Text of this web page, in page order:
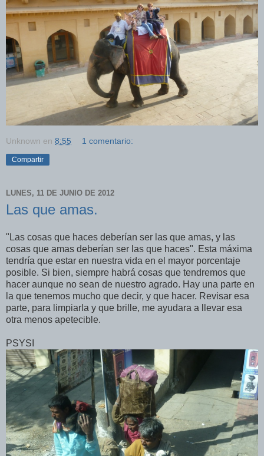
Unknown en 8:55 1 comentario:
Compartir
LUNES, 11 DE JUNIO DE 2012
Las que amas.
"Las cosas que haces deberían ser las que amas, y las
cosas que amas deberían ser las que haces". Esta máxima
tendría que estar en nuestra vida en el mayor porcentaje
posible. Si bien, siempre habrá cosas que tendremos que
hacer aunque no sean de nuestro agrado. Hay una parte en
la que tenemos mucho que decir, y que hacer. Revisar esa
parte, para limpiarla y que brille, me ayudara a llevar esa
otra menos apetecible.
PSYSI